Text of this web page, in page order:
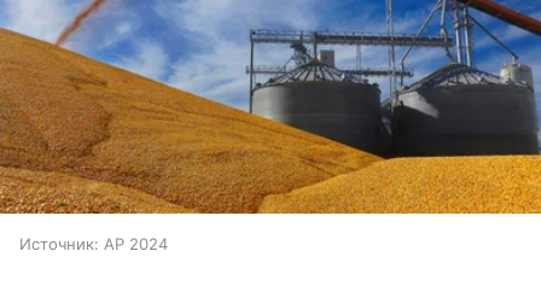
Источник: AP 2024